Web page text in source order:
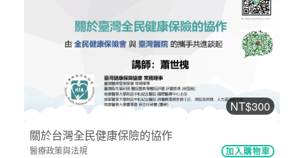
NT$300
關於台灣全民健康保險的協作
醫療政策與法規 加入購物車